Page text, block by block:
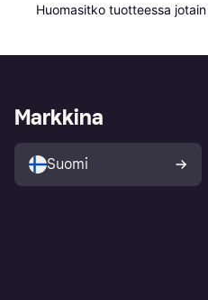
Huomasitko tuotteessa
Markkina
Suomi